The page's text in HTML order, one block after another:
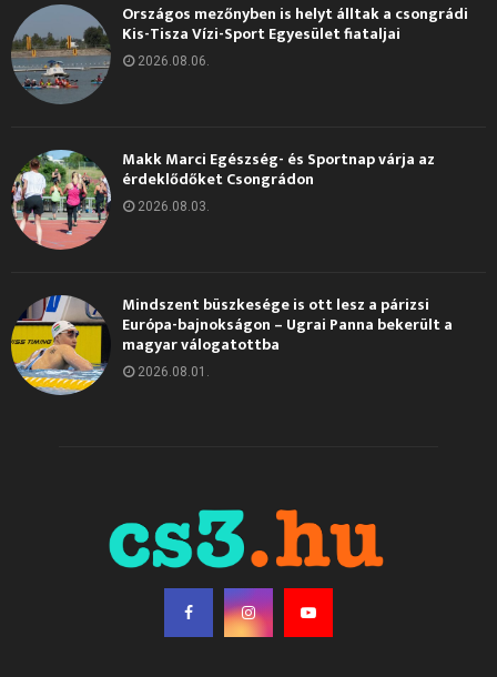
Országos mezőnyben is helyt álltak a csongrádi
Kis-Tisza Vízi-Sport Egyesület fiataljai
2026.08.06.
Makk Marci Egészség- és Sportnap várja az
érdeklődőket Csongrádon
2026.08.03.
Mindszent büszkesége is ott lesz a párizsi
Európa-bajnokságon – Ugrai Panna bekerült a
magyar válogatottba
2026.08.01.